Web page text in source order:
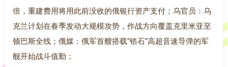
倍，重建费用将用此前没收的俄银行资产支付；乌官员：乌
克兰计划在春季发动大规模攻势，作战方向覆盖克里米亚至
顿巴斯全线；俄媒：俄军首艘搭载"锆石"高超音速导弹的军
舰开始战斗值勤；